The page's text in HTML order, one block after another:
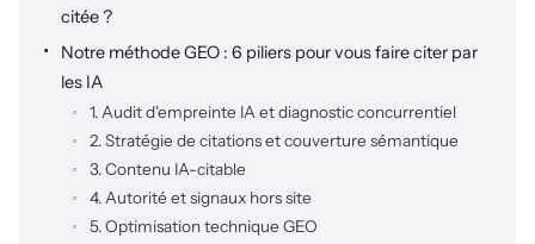
citée ?
Notre méthode GEO : 6 piliers pour vous faire citer par
les IA
1. Audit d'empreinte IA et diagnostic concurrentiel
2. Stratégie de citations et couverture sémantique
3. Contenu IA-citable
4. Autorité et signaux hors site
5. Optimisation technique GEO